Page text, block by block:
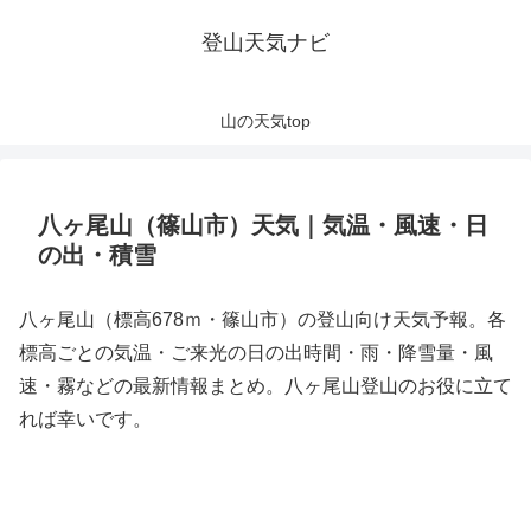
登山天気ナビ
山の天気top
八ヶ尾山（篠山市）天気｜気温・風速・日
の出・積雪
八ヶ尾山（標高678ｍ・篠山市）の登山向け天気予報。各
標高ごとの気温・ご来光の日の出時間・雨・降雪量・風
速・霧などの最新情報まとめ。八ヶ尾山登山のお役に立て
れば幸いです。